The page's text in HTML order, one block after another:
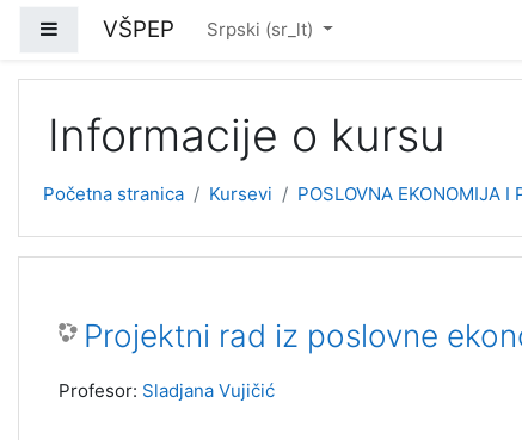
Idi na glavni sadržaj
Bočni panel
VŠPEP Srpski ‎(sr_lt)‎
Informacije o kursu
Početna stranica Kursevi POSLOVNA EKONOMIJA
Projektni rad iz poslovne
Profesor: Sladjana Vujičić